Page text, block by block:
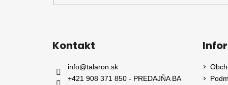
Kontakt
info@talaron.sk
+421 908 371 850 - PREDAJŇA BA